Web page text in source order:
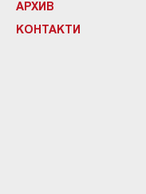
АРХИВ
КОНТАКТИ